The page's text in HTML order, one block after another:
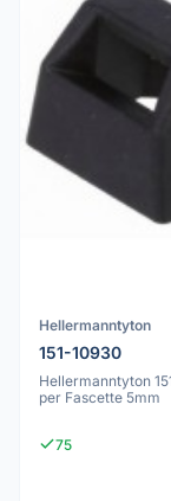
Hellermanntyton
151-10930
Hellermanntyton
per Fascette 5mm
75